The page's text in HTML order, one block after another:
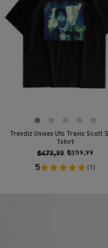
Trendiz Unisex Ufo Travis Scott
Tshirt
₺359,99
₺479,99
5 (1)